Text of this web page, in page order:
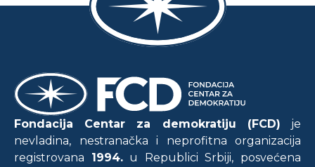
Fondacija Centar za demokratiju (FCD) je
nevladina, nestranačka i neprofitna organizacija
registrovana 1994.u Republici Srbiji, posvećena